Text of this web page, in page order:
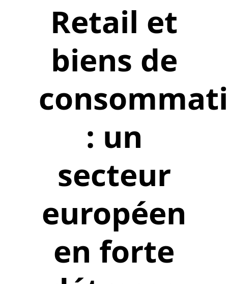
Retail et
biens de
: un
secteur
européen
en forte